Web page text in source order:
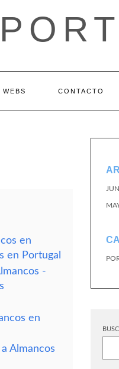
WEBS CONTACTO
en
en Portugal
-
en
Almancos